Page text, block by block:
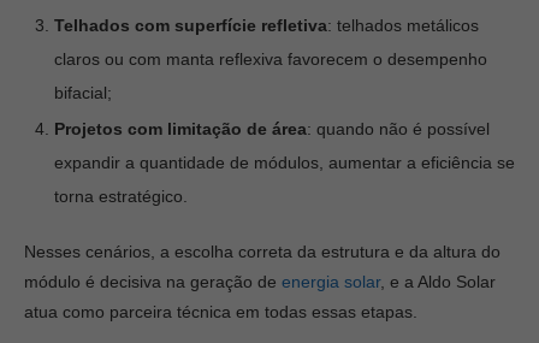
Telhados com superfície refletiva: telhados metálicos
claros ou com manta reflexiva favorecem o desempenho
bifacial;
Projetos com limitação de área: quando não é possível
expandir a quantidade de módulos, aumentar a eficiência se
torna estratégico.
Nesses cenários, a escolha correta da estrutura e da altura do
módulo é decisiva na geração de energia solar, e a Aldo Solar
atua como parceira técnica em todas essas etapas.